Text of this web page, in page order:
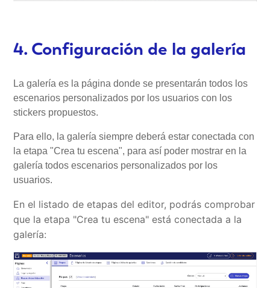
4. Configuración de la galería
La galería es la página donde se presentarán todos los
escenarios personalizados por los usuarios con los
stickers propuestos.
Para ello, la galería siempre deberá estar conectada con
la etapa "Crea tu escena", para así poder mostrar en la
galería todos escenarios personalizados por los
usuarios.
En el listado de etapas del editor, podrás comprobar
que la etapa "Crea tu escena" está conectada a la
galería: